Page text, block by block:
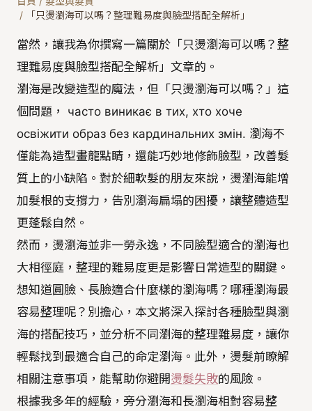
/
「只燙瀏海可以嗎？整理難易度與臉型搭配全解析」
當然，讓我為你撰寫一篇關於「只燙瀏海可以嗎？整
理難易度與臉型搭配全解析」文章的。
瀏海是改變造型的魔法，但「只燙瀏海可以嗎？」這
個問題， часто виникає в тих, хто хоче
освіжити образ без кардинальних змін. 瀏海不
僅能為造型畫龍點睛，還能巧妙地修飾臉型，改善髮
質上的小缺陷。對於細軟髮的朋友來說，燙瀏海能增
加髮根的支撐力，告別瀏海扁塌的困擾，讓整體造型
更蓬鬆自然。
然而，燙瀏海並非一勞永逸，不同臉型適合的瀏海也
大相徑庭，整理的難易度更是影響日常造型的關鍵。
想知道圓臉、長臉適合什麼樣的瀏海嗎？哪種瀏海最
容易整理呢？別擔心，本文將深入探討各種臉型與瀏
海的搭配技巧，並分析不同瀏海的整理難易度，讓你
輕鬆找到最適合自己的命定瀏海。此外，燙髮前瞭解
相關注意事項，能幫助你避開燙髮失敗的風險。
根據我多年的經驗，旁分瀏海和長瀏海相對容易整